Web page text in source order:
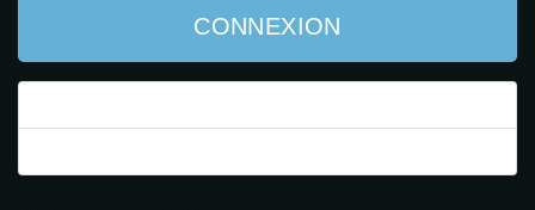
CONNEXION